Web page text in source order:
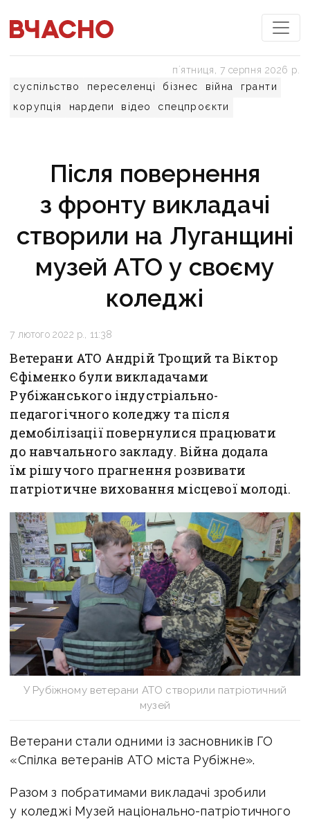
суспільство переселенці бізнес війна
гранти
корупція
нардепи відео спецпроєкти
пʼятниця, 7 серпня 2026 р.
Після повернення
з фронту викладачі
створили на Луганщині
музей АТО у своєму
коледжі
7 лютого 2022 р., 11:38
Ветерани АТО Андрій Трощий та Віктор
Єфіменко були викладачами
Рубіжанського індустріально-
педагогічного коледжу та після
демобілізації повернулися працювати
до навчального закладу. Війна додала
їм рішучого прагнення розвивати
патріотичне виховання місцевої молоді.
У Рубіжному ветерани АТО створили патріотичний
музей
Ветерани стали одними із засновників ГО
«Спілка ветеранів АТО міста Рубіжне».
Разом з побратимами викладачі зробили
у коледжі Музей національно-патріотичного